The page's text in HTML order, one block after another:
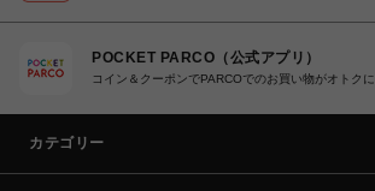
POCKET PARCO（公式アプリ）
コイン＆クーポンでPARCOでのお買い物がオトクに
カテゴリー